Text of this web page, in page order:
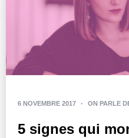
6 NOVEMBRE 2017 - ON PARLE
5 signes qui